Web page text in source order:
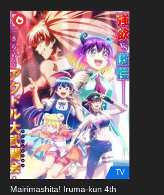
TV
Mairimashita! Iruma-kun 4th